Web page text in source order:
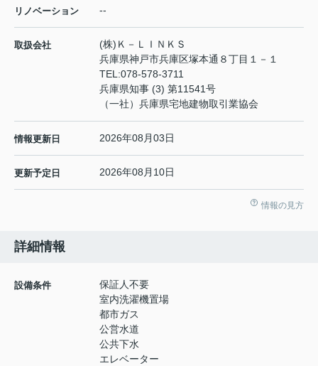
リノベーション --
取扱会社
(株)Ｋ－ＬＩＮＫＳ
兵庫県神戸市兵庫区塚本通８丁目１－１
TEL:078-578-3711
兵庫県知事 (3) 第11541号
（一社）兵庫県宅地建物取引業協会
情報更新日 2026年08月03日
更新予定日 2026年08月10日
情報の見方
詳細情報
設備条件
保証人不要
室内洗濯機置場
都市ガス
公営水道
公共下水
エレベーター